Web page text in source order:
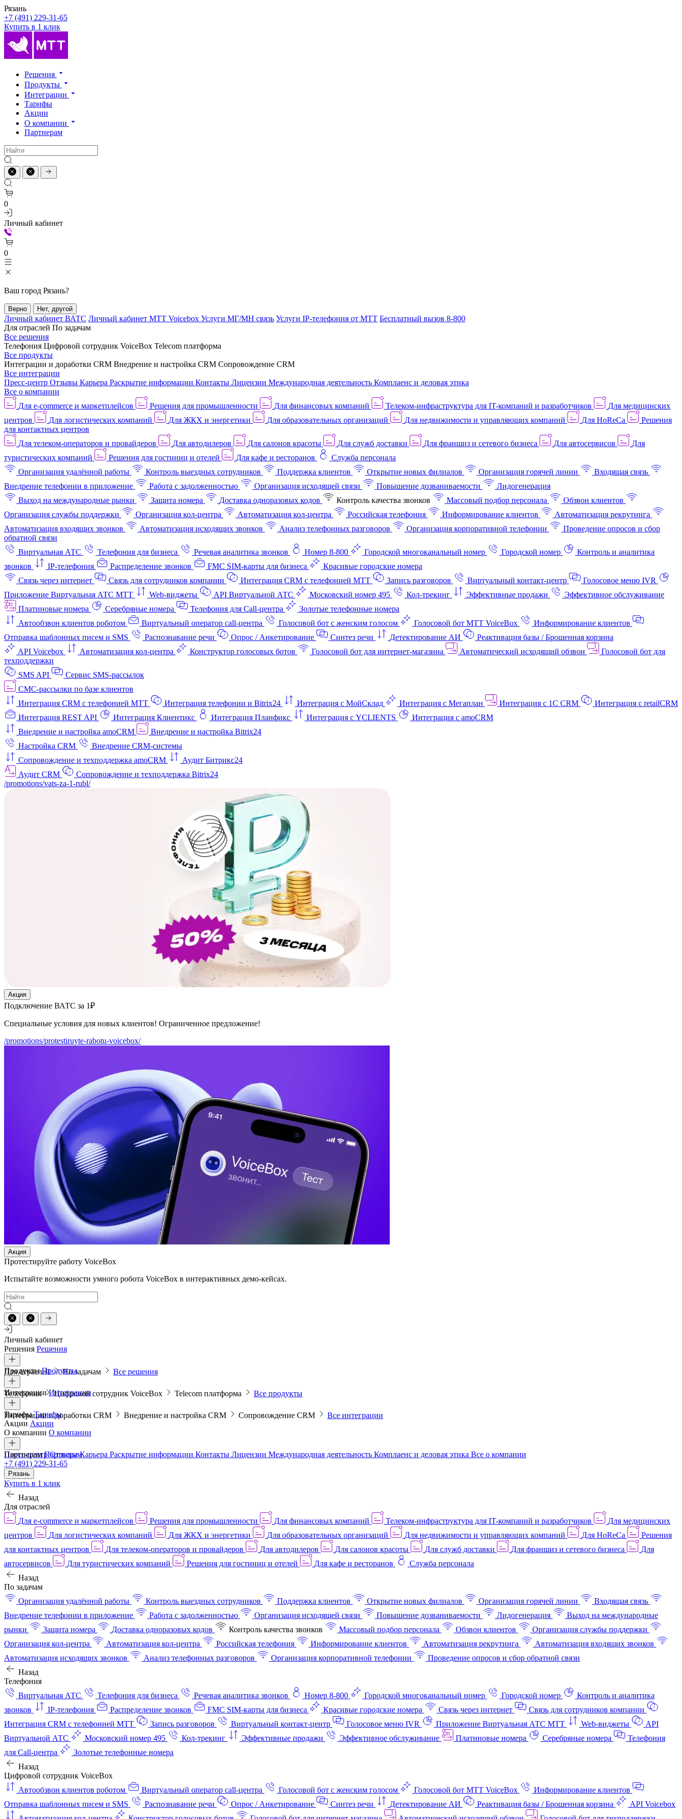
Рязань
+7 (491) 229-31-65
Купить в 1 клик
Решения
Продукты
Интеграции
Тарифы
Акции
О компании
Партнерам
0
Личный кабинет
0
Ваш город Рязань?
Верно Нет, другой
Личный кабинет ВАТС Личный кабинет МТТ Voicebox Услуги МГ/МН связь Услуги IP-телефония от МТТ Бесплатный вызов 8-800
Для отраслей По задачам
Все решения
Телефония Цифровой сотрудник VoiceBox Telecom платформа
Все продукты
Интеграции и доработки CRM Внедрение и настройка CRM Сопровождение CRM
Все интеграции
Пресс-центр Отзывы Карьера Раскрытие информации Контакты Лицензии Международная деятельность Комплаенс и деловая этика
Все о компании
Для e-commerce и маркетплейсов
Решения для промышленности Для финансовых компаний Телеком-инфраструктура для IT-компаний и разработчиков
Для медицинских
центров
Для логистических компаний Для ЖКХ и энергетики Для образовательных организаций Для недвижимости и управляющих компаний Для HoReCa
Решения
для контактных центров
Для телеком-операторов и провайдеров
Для автодилеров Для салонов красоты Для служб доставки Для франшиз и сетевого бизнеса Для автосервисов
Для
туристических компаний
Решения для гостиниц и отелей Для кафе и ресторанов
Служба персонала
Организация удалённой работы
Контроль выездных сотрудников Поддержка клиентов Открытие новых филиалов Организация горячей линии
Входящая связь
Внедрение телефонии в приложение
Работа с задолженностью Организация исходящей связи Повышение дозваниваемости
Лидогенерация
Выход на международные рынки
Защита номера Доставка одноразовых кодов Контроль качества звонков Массовый подбор персонала
Обзвон клиентов
Организация службы поддержки
Организация кол-центра Автоматизация кол-центра Российская телефония Информирование клиентов
Автоматизация рекрутинга
Автоматизация входящих звонков
Автоматизация исходящих звонков Анализ телефонных разговоров Организация корпоративной телефонии
Проведение опросов и сбор
обратной связи
Виртуальная АТС
Телефония для бизнеса Речевая аналитика звонков Номер 8-800 Городской многоканальный номер Городской номер
Контроль и аналитика
звонков
IP-телефония Распределение звонков FMC SIM-карты для бизнеса
Красивые городские номера
Связь через интернет
Связь для сотрудников компании Интеграция CRM с телефонией МТТ Запись разговоров Виртуальный контакт‑центр
Голосовое меню IVR
Приложение Виртуальная АТС МТТ
Web-виджеты API Виртуальной АТС Московский номер 495 Кол-трекинг Эффективные продажи
Эффективное обслуживание
Платиновые номера
Серебряные номера Телефония для Call-центра
Золотые телефонные номера
Автообзвон клиентов роботом
Виртуальный оператор call-центра Голосовой бот с женским голосом Голосовой бот МТТ VoiceBox
Информирование клиентов
Отправка шаблонных писем и SMS
Распознавание речи Опрос / Анкетирование Синтез речи Детектирование АИ
Реактивация базы / Брошенная корзина
API Voicebox
Автоматизация кол‑центра Конструктор голосовых ботов Голосовой бот для интернет‑магазина Автоматический исходящий обзвон
Голосовой бот для
техподдержки
SMS API
Сервис SMS-рассылок
СМС-рассылки по базе клиентов
Интеграция CRM с телефонией МТТ
Интеграция телефонии и Bitrix24 Интеграция с МойСклад Интеграция с Мегаплан Интеграция с 1C CRM
Интеграция с retailCRM
Интеграция REST API
Интеграция Клиентикс Интеграция Планфикс Интеграция с YCLIENTS
Интеграция с amoCRM
Внедрение и настройка amoCRM
Внедрение и настройка Bitrix24
Настройка CRM
Внедрение CRM-системы
Сопровождение и техподдержка amoCRM
Аудит Битрикс24
Аудит CRM
Сопровождение и техподдержка Bitrix24
/promotions/vats-za-1-rubl/
Акция
Подключение ВАТС за 1₽
Специальные условия для новых клиентов! Ограниченное предложение!
/promotions/protestiruyte-rabotu-voicebox/
Акция
Протестируйте работу VoiceBox
Испытайте возможности умного робота VoiceBox в интерактивных демо-кейсах.
Личный кабинет
Решения Решения
Для отраслей По задачам Все решения
ПродуктыПродукты
Телефония Цифровой сотрудник VoiceBox Telecom платформа Все продукты
ИнтеграцииИнтеграции
Интеграции и доработки CRM Внедрение и настройка CRM Сопровождение CRM Все интеграции
ТарифыТарифы
Акции Акции
О компании О компании
Пресс-центрОтзывыКарьера Раскрытие информации Контакты Лицензии Международная деятельность Комплаенс и деловая этика Все о компании
ПартнерамПартнерам
+7 (491) 229-31-65
Рязань
Купить в 1 клик
Назад
Для отраслей
Для e-commerce и маркетплейсов
Решения для промышленности Для финансовых компаний Телеком-инфраструктура для IT-компаний и разработчиков
Для медицинских
центров
Для логистических компаний Для ЖКХ и энергетики Для образовательных организаций Для недвижимости и управляющих компаний Для HoReCa
Решения
для контактных центров
Для телеком-операторов и провайдеров Для автодилеров Для салонов красоты Для служб доставки Для франшиз и сетевого бизнеса
Для
автосервисов
Для туристических компаний Решения для гостиниц и отелей Для кафе и ресторанов
Служба персонала
Назад
По задачам
Организация удалённой работы
Контроль выездных сотрудников Поддержка клиентов Открытие новых филиалов Организация горячей линии
Входящая связь
Внедрение телефонии в приложение
Работа с задолженностью Организация исходящей связи Повышение дозваниваемости Лидогенерация
Выход на международные
рынки
Защита номера Доставка одноразовых кодов Контроль качества звонков Массовый подбор персонала Обзвон клиентов
Организация службы поддержки
Организация кол-центра
Автоматизация кол-центра Российская телефония Информирование клиентов Автоматизация рекрутинга
Автоматизация входящих звонков
Автоматизация исходящих звонков
Анализ телефонных разговоров Организация корпоративной телефонии
Проведение опросов и сбор обратной связи
Назад
Телефония
Виртуальная АТС
Телефония для бизнеса Речевая аналитика звонков Номер 8-800 Городской многоканальный номер Городской номер
Контроль и аналитика
звонков
IP-телефония Распределение звонков FMC SIM-карты для бизнеса Красивые городские номера Связь через интернет
Связь для сотрудников компании
Интеграция CRM с телефонией МТТ
Запись разговоров Виртуальный контакт‑центр Голосовое меню IVR Приложение Виртуальная АТС МТТ Web-виджеты
API
Виртуальной АТС
Московский номер 495 Кол-трекинг Эффективные продажи Эффективное обслуживание Платиновые номера Серебряные номера
Телефония
для Call-центра
Золотые телефонные номера
Назад
Цифровой сотрудник VoiceBox
Автообзвон клиентов роботом
Виртуальный оператор call-центра Голосовой бот с женским голосом Голосовой бот МТТ VoiceBox
Информирование клиентов
Отправка шаблонных писем и SMS
Распознавание речи Опрос / Анкетирование Синтез речи Детектирование АИ Реактивация базы / Брошенная корзина
API Voicebox